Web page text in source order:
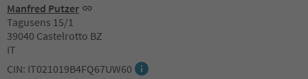
Manfred Putzer
Tagusens 15/1
39040 Castelrotto BZ
IT
CIN: IT021019B4FQ67UW60